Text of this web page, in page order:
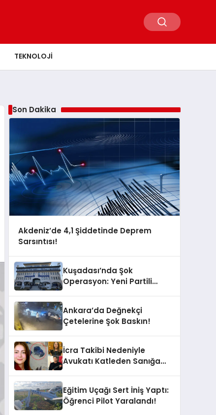
TEKNOLOJI
Son Dakika
Akdeniz’de 4,1 Şiddetinde Deprem
Sarsıntısı!
Kuşadası’nda Şok
Operasyon: Yeni Partili
Ankara’da Değnekçi
Çetelerine Şok Baskın!
İcra Takibi Nedeniyle
Avukatı Katleden Sanığa
Eğitim Uçağı Sert İniş Yaptı:
Öğrenci Pilot Yaralandı!